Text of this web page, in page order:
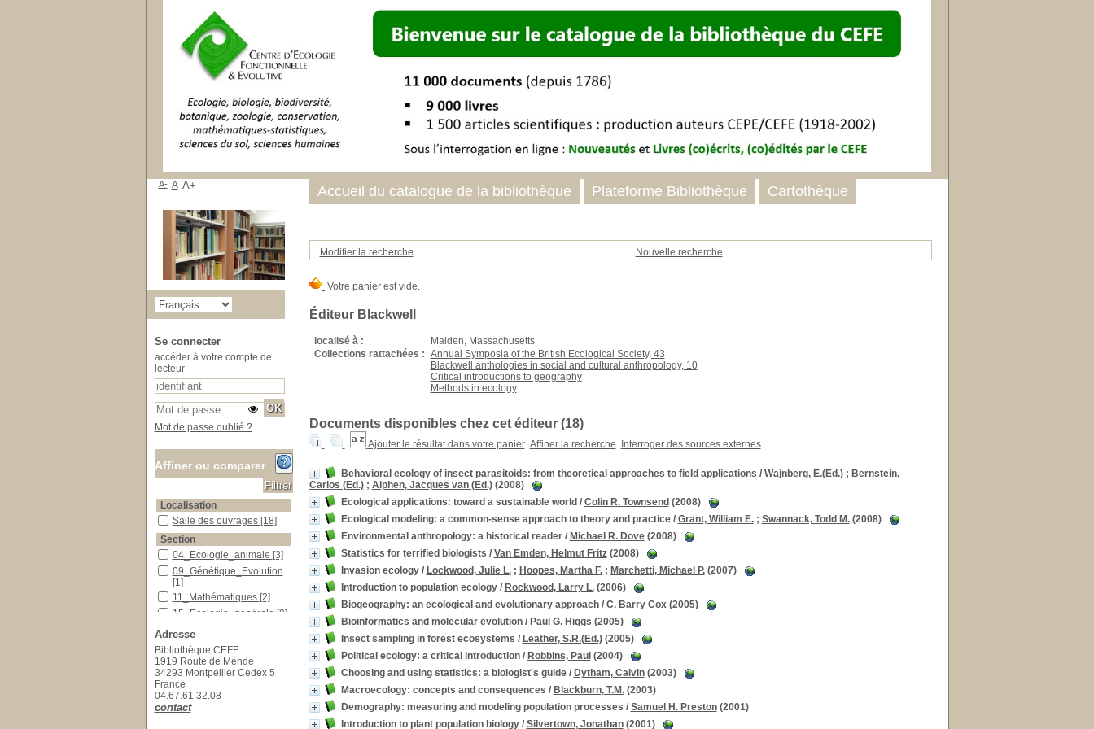
Modifier la recherche Nouvelle recherche
Éditeur Blackwell
localisé à :
Malden, Massachusetts
Collections rattachées : Annual Symposia of the British Ecological Society, 43
Blackwell anthologies in social and cultural anthropology, 10
Critical introductions to geography
Methods in ecology
Documents disponibles chez cet éditeur (18)
Ajouter le résultat dans votre panier Affiner la recherche Interroger des sources externes
Behavioral ecology of insect parasitoids: from theoretical approaches to field applications / Wajnberg, E.(Ed.); Bernstein,
Carlos (Ed.); Alphen, Jacques van (Ed.)(2008)
Ecological applications: toward a sustainable world / Colin R. Townsend (2008)
Ecological modeling: a common-sense approach to theory and practice/ Grant, William E.; Swannack, Todd M.(2008)
Environmental anthropology: a historical reader/ Michael R. Dove(2008)
Statistics for terrified biologists / Van Emden, Helmut Fritz(2008)
Invasion ecology/ Lockwood, Julie L.; Hoopes, Martha F.; Marchetti, Michael P.(2007)
Introduction to population ecology/ Rockwood, Larry L.(2006)
Biogeography: an ecological and evolutionary approach/ C. Barry Cox(2005)
Bioinformatics and molecular evolution/ Paul G. Higgs (2005)
Insect sampling in forest ecosystems / Leather, S.R.(Ed.)(2005)
Political ecology: a critical introduction/ Robbins, Paul (2004)
Choosing and using statistics: a biologist's guide/ Dytham, Calvin(2003)
Macroecology: concepts and consequences / Blackburn, T.M.(2003)
Demography: measuring and modeling population processes / Samuel H. Preston(2001)
Introduction to plant population biology/ Silvertown, Jonathan(2001)
Accueil du catalogue de la bibliothèque Plateforme Bibliothèque Cartothèque
A- A A+
Se connecter
accéder à votre compte de
lecteur
Mot de passe oublié ?
Affiner ou comparer
Localisation
Salle des ouvrages
Salle des ouvrages [18]
Section
04_Ecologie_animale
04_Ecologie_animale [3]
09_Génétique_Evolution
09_Génétique_Evolution
[1]
11_Mathématiques
11_Mathématiques [2]
15_Ecologie_générale
15_Ecologie_générale [8]
16_Ecologie_végétale
16_Ecologie_végétale
21_Sciences_Humaines
21_Sciences_Humaines
[3]
Adresse
Bibliothèque CEFE
1919 Route de Mende
34293 Montpellier Cedex 5
France
04.67.61.32.08
contact